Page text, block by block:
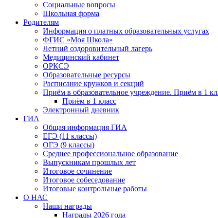
Социальные вопросы
Школьная форма
Родителям
Информация о платных образовательных услугах
ФГИС «Моя Школа»
Летний оздоровительный лагерь
Медицинский кабинет
ОРКСЭ
Образовательные ресурсы
Расписание кружков и секций
Приём в образовательное учреждение. Приём в 1
Приём в 1 класс
Электронный дневник
ГИА
Общая информация ГИА
ЕГЭ (11 классы)
ОГЭ (9 классы)
Среднее профессиональное образование
Выпускникам прошлых лет
Итоговое сочинение
Итоговое собеседование
Итоговые контрольные работы
О НАС
Наши награды
Награды 2026 года